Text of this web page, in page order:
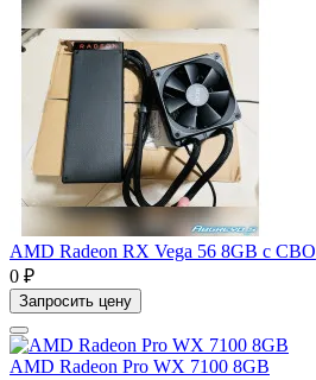
AMD Radeon RX Vega 56 8GB с СВО
0 ₽
Запросить цену
AMD Radeon Pro WX 7100 8GB